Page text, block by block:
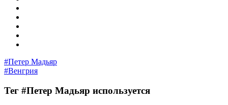
#Петер Мадьяр
#Венгрия
Тег #Петер Мадьяр используется